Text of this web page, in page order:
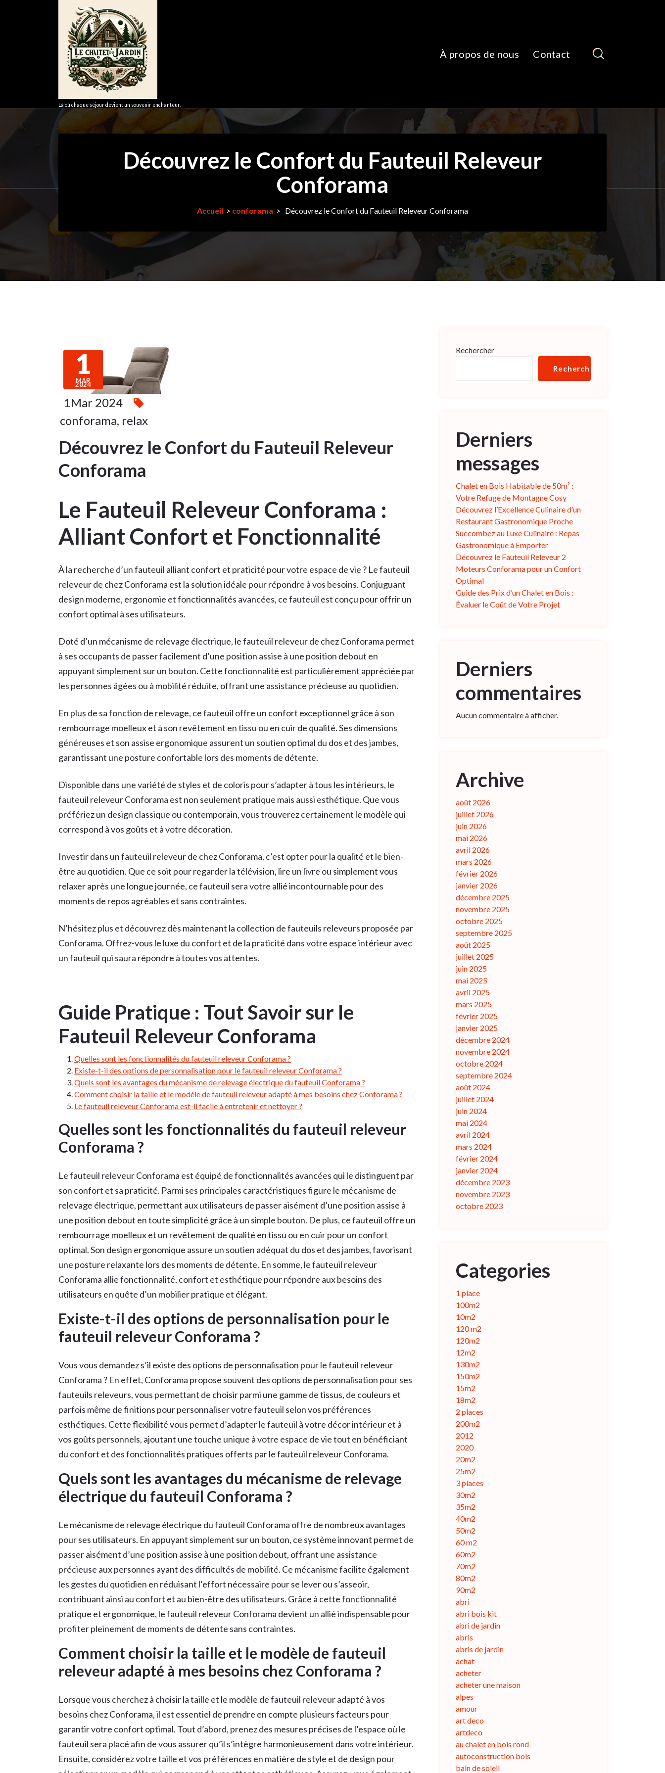
Là où chaque séjour devient un souvenir enchanteur.
À propos de nous Contact
Découvrez le Confort du Fauteuil Releveur
Conforama
Accueil > conforama > Découvrez le Confort du Fauteuil Releveur Conforama
1
MAR
2024
1Mar 2024
conforama, relax
Découvrez le Confort du Fauteuil Releveur
Conforama
Le Fauteuil Releveur Conforama :
Alliant Confort et Fonctionnalité
À la recherche d’un fauteuil alliant confort et praticité pour votre espace de vie ? Le fauteuil
releveur de chez Conforama est la solution idéale pour répondre à vos besoins. Conjuguant
design moderne, ergonomie et fonctionnalités avancées, ce fauteuil est conçu pour offrir un
confort optimal à ses utilisateurs.
Doté d’un mécanisme de relevage électrique, le fauteuil releveur de chez Conforama permet
à ses occupants de passer facilement d’une position assise à une position debout en
appuyant simplement sur un bouton. Cette fonctionnalité est particulièrement appréciée par
les personnes âgées ou à mobilité réduite, offrant une assistance précieuse au quotidien.
En plus de sa fonction de relevage, ce fauteuil offre un confort exceptionnel grâce à son
rembourrage moelleux et à son revêtement en tissu ou en cuir de qualité. Ses dimensions
généreuses et son assise ergonomique assurent un soutien optimal du dos et des jambes,
garantissant une posture confortable lors des moments de détente.
Disponible dans une variété de styles et de coloris pour s’adapter à tous les intérieurs, le
fauteuil releveur Conforama est non seulement pratique mais aussi esthétique. Que vous
préfériez un design classique ou contemporain, vous trouverez certainement le modèle qui
correspond à vos goûts et à votre décoration.
Investir dans un fauteuil releveur de chez Conforama, c’est opter pour la qualité et le bien-
être au quotidien. Que ce soit pour regarder la télévision, lire un livre ou simplement vous
relaxer après une longue journée, ce fauteuil sera votre allié incontournable pour des
moments de repos agréables et sans contraintes.
N’hésitez plus et découvrez dès maintenant la collection de fauteuils releveurs proposée par
Conforama. Offrez-vous le luxe du confort et de la praticité dans votre espace intérieur avec
un fauteuil qui saura répondre à toutes vos attentes.
Guide Pratique : Tout Savoir sur le
Fauteuil Releveur Conforama
Quelles sont les fonctionnalités du fauteuil releveur Conforama ?
Existe-t-il des options de personnalisation pour le fauteuil releveur Conforama ?
Quels sont les avantages du mécanisme de relevage électrique du fauteuil Conforama ?
Comment choisir la taille et le modèle de fauteuil releveur adapté à mes besoins chez Conforama ?
Le fauteuil releveur Conforama est-il facile à entretenir et nettoyer ?
Quelles sont les fonctionnalités du fauteuil releveur
Conforama ?
Le fauteuil releveur Conforama est équipé de fonctionnalités avancées qui le distinguent par
son confort et sa praticité. Parmi ses principales caractéristiques figure le mécanisme de
relevage électrique, permettant aux utilisateurs de passer aisément d’une position assise à
une position debout en toute simplicité grâce à un simple bouton. De plus, ce fauteuil offre un
rembourrage moelleux et un revêtement de qualité en tissu ou en cuir pour un confort
optimal. Son design ergonomique assure un soutien adéquat du dos et des jambes, favorisant
une posture relaxante lors des moments de détente. En somme, le fauteuil releveur
Conforama allie fonctionnalité, confort et esthétique pour répondre aux besoins des
utilisateurs en quête d’un mobilier pratique et élégant.
Existe-t-il des options de personnalisation pour le
fauteuil releveur Conforama ?
Vous vous demandez s’il existe des options de personnalisation pour le fauteuil releveur
Conforama ? En effet, Conforama propose souvent des options de personnalisation pour ses
fauteuils releveurs, vous permettant de choisir parmi une gamme de tissus, de couleurs et
parfois même de finitions pour personnaliser votre fauteuil selon vos préférences
esthétiques. Cette flexibilité vous permet d’adapter le fauteuil à votre décor intérieur et à
vos goûts personnels, ajoutant une touche unique à votre espace de vie tout en bénéficiant
du confort et des fonctionnalités pratiques offerts par le fauteuil releveur Conforama.
Quels sont les avantages du mécanisme de relevage
électrique du fauteuil Conforama ?
Le mécanisme de relevage électrique du fauteuil Conforama offre de nombreux avantages
pour ses utilisateurs. En appuyant simplement sur un bouton, ce système innovant permet de
passer aisément d’une position assise à une position debout, offrant une assistance
précieuse aux personnes ayant des difficultés de mobilité. Ce mécanisme facilite également
les gestes du quotidien en réduisant l’effort nécessaire pour se lever ou s’asseoir,
contribuant ainsi au confort et au bien-être des utilisateurs. Grâce à cette fonctionnalité
pratique et ergonomique, le fauteuil releveur Conforama devient un allié indispensable pour
profiter pleinement de moments de détente sans contraintes.
Comment choisir la taille et le modèle de fauteuil
releveur adapté à mes besoins chez Conforama ?
Lorsque vous cherchez à choisir la taille et le modèle de fauteuil releveur adapté à vos
besoins chez Conforama, il est essentiel de prendre en compte plusieurs facteurs pour
garantir votre confort optimal. Tout d’abord, prenez des mesures précises de l’espace où le
fauteuil sera placé afin de vous assurer qu’il s’intègre harmonieusement dans votre intérieur.
Ensuite, considérez votre taille et vos préférences en matière de style et de design pour
Rechercher
Rechercher
Derniers
messages
Chalet en Bois Habitable de 50m² :
Votre Refuge de Montagne Cosy
Découvrez l’Excellence Culinaire d’un
Restaurant Gastronomique Proche
Succombez au Luxe Culinaire : Repas
Gastronomique à Emporter
Découvrez le Fauteuil Releveur 2
Moteurs Conforama pour un Confort
Optimal
Guide des Prix d’un Chalet en Bois :
Évaluer le Coût de Votre Projet
Derniers
commentaires
Aucun commentaire à afficher.
Archive
août 2026
juillet 2026
juin 2026
mai 2026
avril 2026
mars 2026
février 2026
janvier 2026
décembre 2025
novembre 2025
octobre 2025
septembre 2025
août 2025
juillet 2025
juin 2025
mai 2025
avril 2025
mars 2025
février 2025
janvier 2025
décembre 2024
novembre 2024
octobre 2024
septembre 2024
août 2024
juillet 2024
juin 2024
mai 2024
avril 2024
mars 2024
février 2024
janvier 2024
décembre 2023
novembre 2023
octobre 2023
Categories
1 place
100m2
10m2
120 m2
120m2
12m2
130m2
150m2
15m2
18m2
2 places
200m2
2012
2020
20m2
25m2
3 places
30m2
35m2
40m2
50m2
60 m2
60m2
70m2
80m2
90m2
abri
abri bois kit
abri de jardin
abris
abris de jardin
achat
acheter
acheter une maison
alpes
amour
art deco
artdeco
au chalet en bois rond
autoconstruction bois
bain de soleil